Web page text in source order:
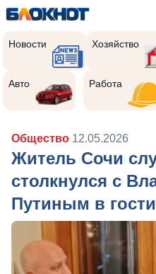
Новости Хозяйство
Авто Работа
Общество 12.05.2026
Житель Сочи
столкнулся с
Путиным в